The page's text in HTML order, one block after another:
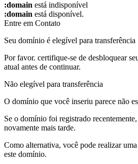
:domain está indisponível
:domain está disponível.
Entre em Contato
Seu domínio é elegível para transferência
Por favor. certifique-se de desbloquear
atual antes de continuar.
Não elegível para transferência
O domínio que você inseriu parece não
Se o domínio foi registrado
novamente mais tarde.
Como alternativa, você pode realizar
este domínio.